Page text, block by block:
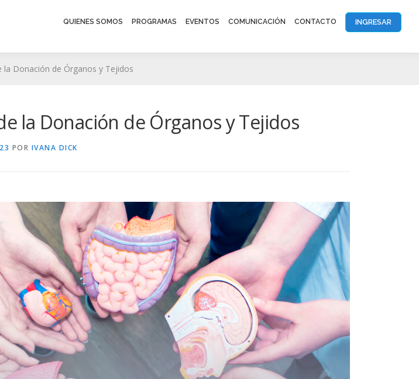
QUIENES SOMOS PROGRAMAS EVENTOS COMUNICACIÓN CONTACTO INGRESAR
la Donación de Órganos y Tejidos
la Donación de Órganos y Tejidos
POR IVANA DICK